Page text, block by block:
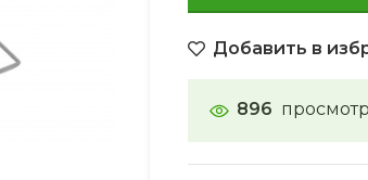
Добавить в
896